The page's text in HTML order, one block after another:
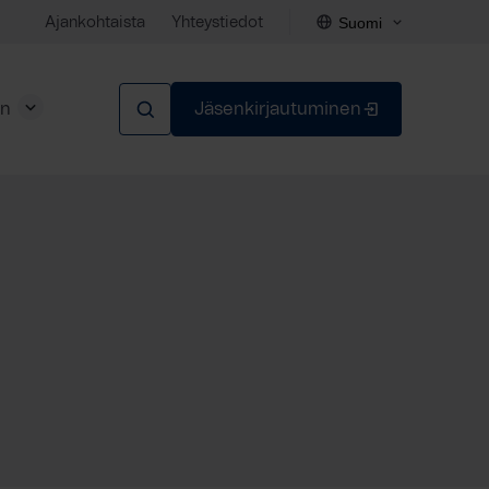
Ajankohtaista Yhteystiedot Suomi
Jäsenkirjautuminen